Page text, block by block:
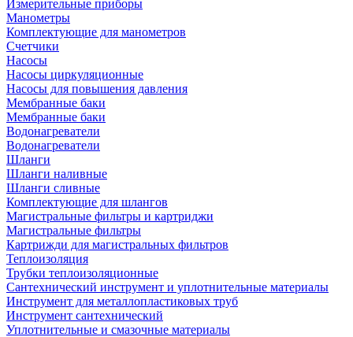
Измерительные приборы
Манометры
Комплектующие для манометров
Счетчики
Насосы
Насосы циркуляционные
Насосы для повышения давления
Мембранные баки
Мембранные баки
Водонагреватели
Водонагреватели
Шланги
Шланги наливные
Шланги сливные
Комплектующие для шлангов
Магистральные фильтры и картриджи
Магистральные фильтры
Картрижди для магистральных фильтров
Теплоизоляция
Трубки теплоизоляционные
Сантехнический инструмент и уплотнительные материалы
Инструмент для металлопластиковых труб
Инструмент сантехнический
Уплотнительные и смазочные материалы